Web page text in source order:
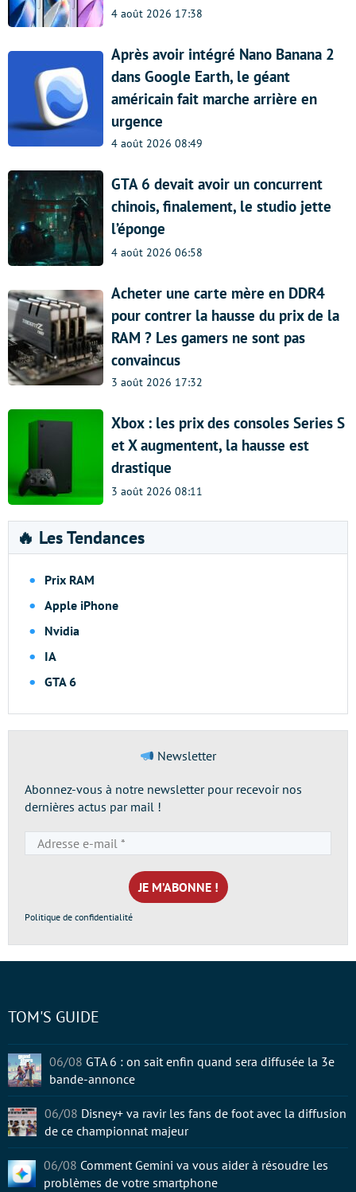
4 août 2026 17:38
Après avoir intégré Nano Banana 2
dans Google Earth, le géant
américain fait marche arrière en
urgence
4 août 2026 08:49
GTA 6 devait avoir un concurrent
chinois, finalement, le studio jette
l’éponge
4 août 2026 06:58
Acheter une carte mère en DDR4
pour contrer la hausse du prix de la
RAM ? Les gamers ne sont pas
convaincus
3 août 2026 17:32
Xbox : les prix des consoles Series S
et X augmentent, la hausse est
drastique
3 août 2026 08:11
🔥 Les Tendances
Prix RAM
Apple iPhone
Nvidia
IA
GTA 6
Newsletter
Abonnez-vous à notre newsletter pour recevoir nos
dernières actus par mail !
e-
mail
*
Politique de confidentialité
TOM'S GUIDE
06/08 GTA 6 : on sait enfin quand sera diffusée la 3e
bande-annonce
06/08 Disney+ va ravir les fans de foot avec la diffusion
de ce championnat majeur
06/08 Comment Gemini va vous aider à résoudre les
problèmes de votre smartphone